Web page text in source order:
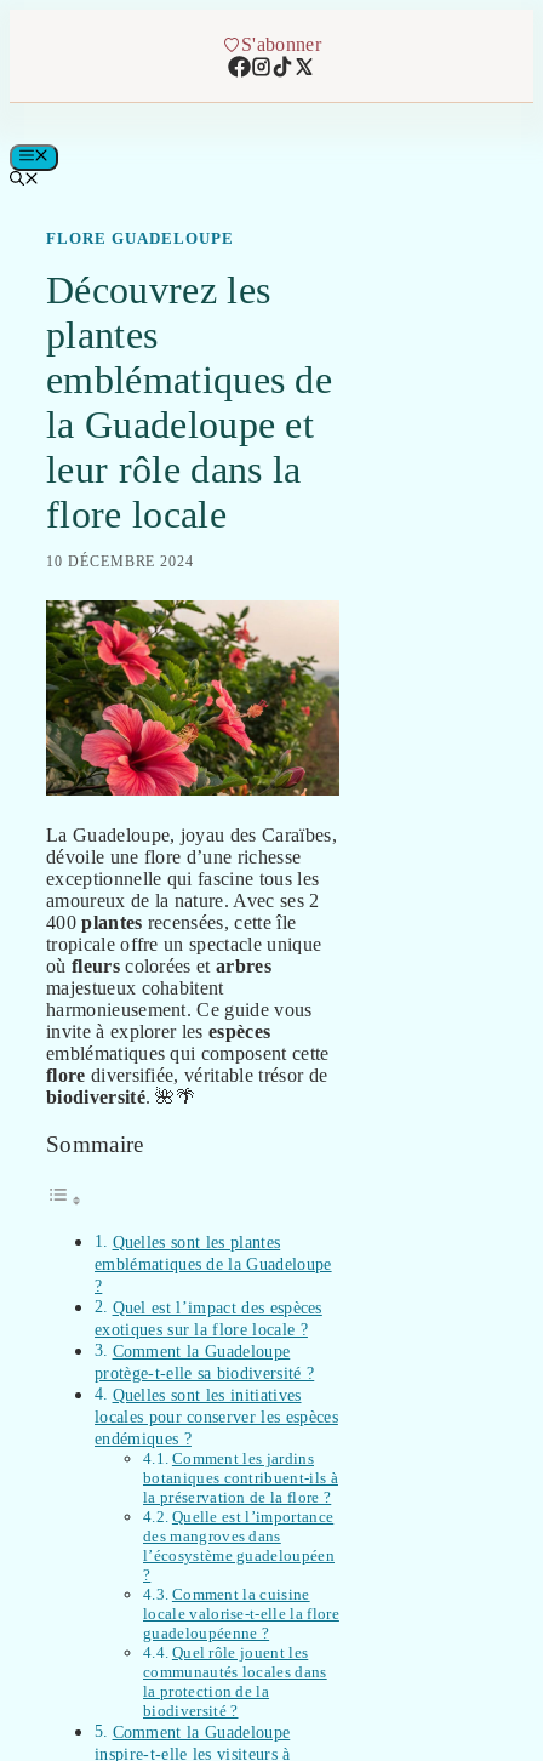
S'abonner
MENU
FLORE GUADELOUPE
Découvrez les
plantes
emblématiques de
la Guadeloupe et
leur rôle dans la
flore locale
10 DÉCEMBRE 2024
La Guadeloupe, joyau des Caraïbes,
dévoile une flore d’une richesse
exceptionnelle qui fascine tous les
amoureux de la nature. Avec ses 2
400plantes recensées, cette île
tropicale offre un spectacle unique
où fleurscolorées etarbres
majestueux cohabitent
harmonieusement. Ce guide vous
invite à explorer lesespèces
emblématiques qui composent cette
flore diversifiée, véritable trésor de
biodiversité. 🌺🌴
Sommaire
Quelles sont les plantes
emblématiques de la Guadeloupe
?
Quel est l’impact des espèces
exotiques sur la flore locale ?
Comment la Guadeloupe
protège-t-elle sa biodiversité ?
Quelles sont les initiatives
locales pour conserver les espèces
endémiques ?
Comment les jardins
botaniques contribuent-ils à
la préservation de la flore ?
Quelle est l’importance
des mangroves dans
l’écosystème guadeloupéen
?
Comment la cuisine
locale valorise-t-elle la flore
guadeloupéenne ?
Quel rôle jouent les
communautés locales dans
la protection de la
biodiversité ?
Comment la Guadeloupe
inspire-t-elle les visiteurs à